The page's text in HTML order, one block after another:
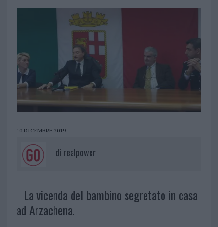
10 DICEMBRE 2019
di realpower
La vicenda del bambino segretato in casa
ad Arzachena.